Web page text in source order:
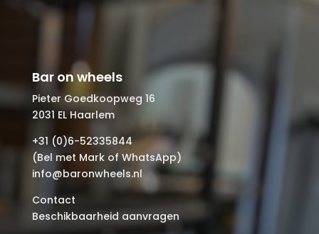
Bar on wheels
Pieter Goedkoopweg 16
2031 EL Haarlem
+31 (0)6-52335844
(Bel met Mark of WhatsApp)
info@baronwheels.nl
Contact
Beschikbaarheid aanvragen